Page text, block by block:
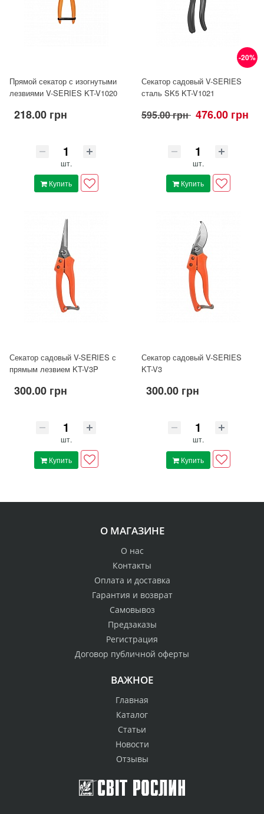
Прямой секатор с изогнутыми
лезвиями V-SERIES KT-V1020
218.00 грн
шт.
Купить
-20%
Секатор садовый V-SERIES
сталь SK5 KT-V1021
595.00 грн 476.00 грн
шт.
Купить
Секатор садовый V-SERIES с
прямым лезвием KT-V3P
300.00 грн
шт.
Купить
Секатор садовый V-SERIES
KT-V3
300.00 грн
шт.
Купить
О МАГАЗИНЕ
О нас
Контакты
Оплата и доставка
Гарантия и возврат
Самовывоз
Предзаказы
Регистрация
Договор публичной оферты
ВАЖНОЕ
Главная
Каталог
Статьи
Новости
Отзывы